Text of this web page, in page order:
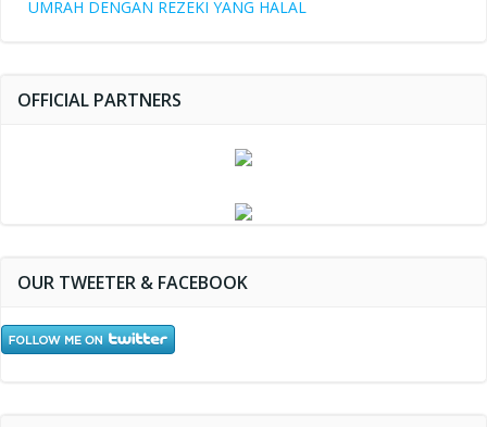
UMRAH DENGAN REZEKI YANG HALAL
OFFICIAL PARTNERS
OUR TWEETER & FACEBOOK